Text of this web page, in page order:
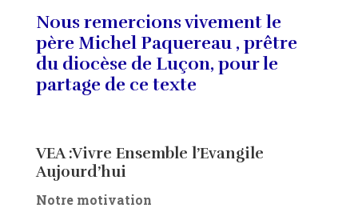
Nous remercions vivement le
père Michel Paquereau , prêtre
du diocèse de Luçon, pour le
partage de ce texte
VEA :Vivre Ensemble l’Evangile
Aujourd’hui
Notre motivation